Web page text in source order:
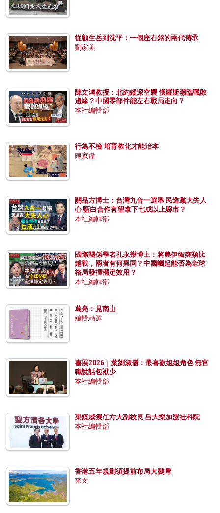
從顧生岳到沈平：一個座右銘的兩代傳承
劉家美
陳文鴻教授：北約縱深空襲 俄羅斯瀕臨戰敗
邊緣？中國零部件能左右戰局走向？
本社編輯部
行為不檢 培育教化才能治本
陳家偉
關品方博士：台灣九合一選舉 民進黨大失人
心 藍白合作有望拿下七成以上縣市？
本社編輯部
國際關係學者孔永樂博士：將美伊衝突類比
越戰，兩者有何異同？中國崛起能否為全球
格局發揮穩定效用？
本社編輯部
葛亮：見南山
編輯精選
書展2026｜葉劉淑儀：最喜歡姐姐角色 無官
職說話包袱少
本社編輯部
梁鏡威獲任方大副校長 呂大樂加盟社科院
本社編輯部
香港五年規劃須提前布局大鵬灣
來文